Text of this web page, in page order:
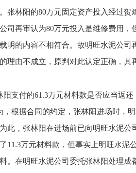
张林阳的80万元固定资产投入经过贺
司再审认为80万元投入是维修费用，
明的内容不相符合。故明旺水泥公司
理由不成立，原判对此认定正确，其
阳支付的61.3万元材料款是否应当返还
，根据合同的约定，张林阳进场时，
此，张林阳在进场前已向明旺水泥公
11.3万元材料款，但事实上明旺水泥
。在明旺水泥公司委托张林阳处理成